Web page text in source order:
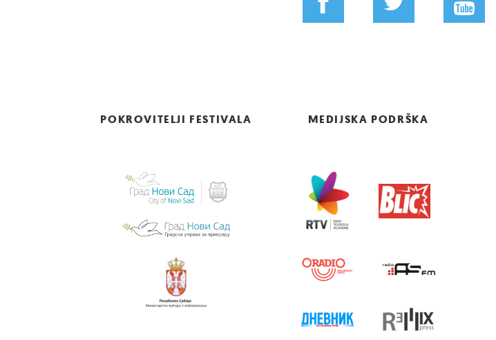
POKROVITELJI FESTIVALA MEDIJSKA PODRŠKA